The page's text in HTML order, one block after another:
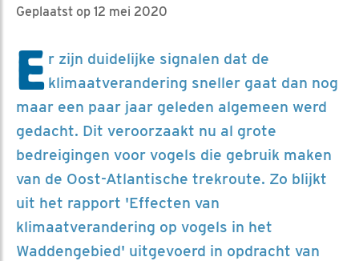
Geplaatst op 12 mei 2020
E r zijn duidelijke signalen dat de
klimaatverandering sneller gaat dan nog
maar een paar jaar geleden algemeen werd
gedacht. Dit veroorzaakt nu al grote
bedreigingen voor vogels die gebruik maken
van de Oost-Atlantische trekroute. Zo blijkt
uit het rapport 'Effecten van
klimaatverandering op vogels in het
Waddengebied' uitgevoerd in opdracht van